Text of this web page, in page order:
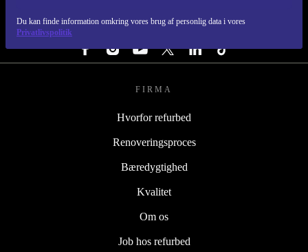
Du kan finde information omkring vores brug af personlig data i vores
Privatlivspolitik
FØLG OS
FIRMA
Hvorfor refurbed
Renoveringsproces
Bæredygtighed
Kvalitet
Om os
Job hos refurbed